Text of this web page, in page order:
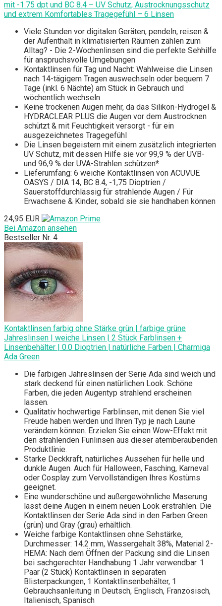
mit -1.75 dpt und BC 8.4 – UV Schutz, Austrocknungsschutz
und extrem Komfortables Tragegefühl – 6 Linsen
Viele Stunden vor digitalen Geräten, pendeln, reisen &
der Aufenthalt in klimatisierten Räumen zählen zum
Alltag? - Die 2-Wochenlinsen sind die perfekte Sehhilfe
für anspruchsvolle Umgebungen
Kontaktlinsen für Tag und Nacht: Wahlweise die Linsen
nach 14-tägigem Tragen auswechseln oder bequem 7
Tage (inkl. 6 Nächte) am Stück in Gebrauch und
wöchentlich wechseln
Keine trockenen Augen mehr, da das Silikon-Hydrogel &
HYDRACLEAR PLUS die Augen vor dem Austrocknen
schützt & mit Feuchtigkeit versorgt - für ein
ausgezeichnetes Tragegefühl
Die Linsen begeistern mit einem zusätzlich integrierten
UV Schutz, mit dessen Hilfe sie vor 99,9 % der UVB-
und 96,9 % der UVA-Strahlen schützen*
Lieferumfang: 6 weiche Kontaktlinsen von ACUVUE
OASYS / DIA 14, BC 8.4, -1,75 Dioptrien /
Sauerstoffdurchlässig für strahlende Augen / Für
Erwachsene & Kinder, sobald sie sie handhaben können
24,95 EUR
Bei Amazon ansehen
Bestseller Nr. 4
Kontaktlinsen farbig ohne Stärke grün | farbige grüne
Jahreslinsen | weiche Linsen | 2 Stück Farblinsen +
Linsenbehälter | 0.0 Dioptrien | natürliche Farben | Charmiga
Ada Green
Die farbigen Jahreslinsen der Serie Ada sind weich und
stark deckend für einen natürlichen Look. Schöne
Farben, die jeden Augentyp strahlend erscheinen
lassen.
Qualitativ hochwertige Farblinsen, mit denen Sie viel
Freude haben werden und Ihren Typ je nach Laune
verändern können. Erzielen Sie einen Wow-Effekt mit
den strahlenden Funlinsen aus dieser atemberaubenden
Produktlinie.
Starke Deckkraft, natürliches Aussehen für helle und
dunkle Augen. Auch für Halloween, Fasching, Karneval
oder Cosplay zum Vervollständigen Ihres Kostüms
geeignet.
Eine wunderschöne und außergewöhnliche Maserung
lässt deine Augen in einem neuen Look erstrahlen. Die
Kontaktlinsen der Serie Ada sind in den Farben Green
(grün) und Gray (grau) erhältlich.
Weiche farbige Kontaktlinsen ohne Sehstärke,
Durchmesser: 14.2 mm, Wassergehalt 38%, Material 2-
HEMA: Nach dem Öffnen der Packung sind die Linsen
bei sachgerechter Handhabung 1 Jahr verwendbar. 1
Paar (2 Stück) Kontaktlinsen in separaten
Blisterpackungen, 1 Kontaktlinsenbehälter, 1
Gebrauchsanleitung in Deutsch, Englisch, Französisch,
Italienisch, Spanisch